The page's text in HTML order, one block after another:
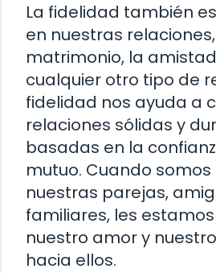
La fidelidad también
en nuestras
matrimonio, la
cualquier otro tipo de
fidelidad nos ayuda a
relaciones sólidas y
basadas en la
mutuo. Cuando somos
nuestras parejas,
familiares, les
nuestro amor y
hacia ellos.